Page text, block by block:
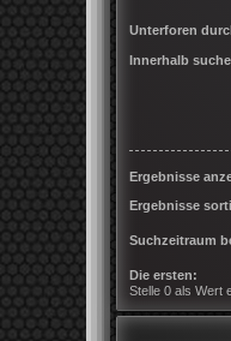
Unterforen
Innerhalb
Ergebnisse
Ergebnisse
Suchzeitraum
Die ersten:
Stelle 0 als Wert